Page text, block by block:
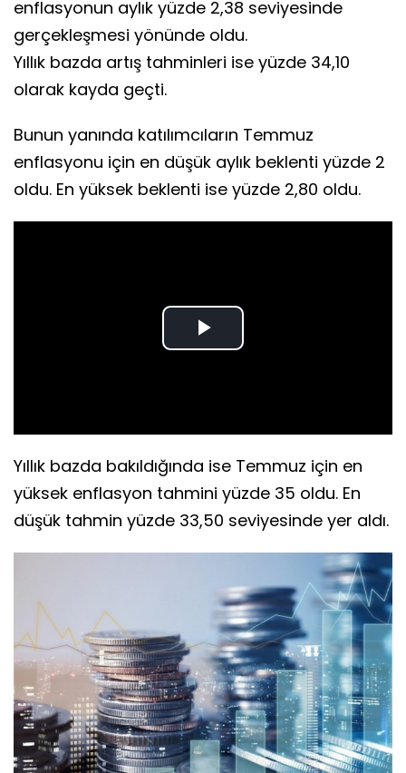
enflasyonun aylık yüzde 2,38 seviyesinde
gerçekleşmesi yönünde oldu.
Yıllık bazda artış tahminleri ise yüzde 34,10
olarak kayda geçti.
Bunun yanında katılımcıların Temmuz
enflasyonu için en düşük aylık beklenti yüzde 2
oldu. En yüksek beklenti ise yüzde 2,80 oldu.
Play
Yıllık bazda bakıldığında ise Temmuz için en
yüksek enflasyon tahmini yüzde 35 oldu. En
düşük tahmin yüzde 33,50 seviyesinde yer aldı.